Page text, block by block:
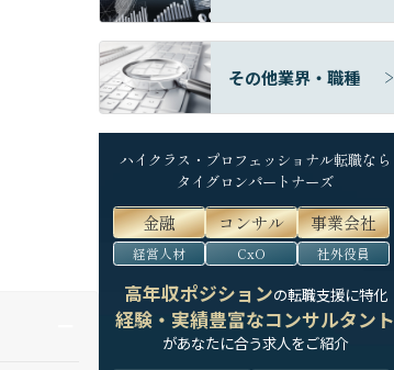
その他業界・職種
ハイクラス・プロフェッショナル転職なら
タイグロンパートナーズ
金融 コンサル 事業会社
経営人材 CxO 社外役員
高年収ポジションの転職支援に特化
経験・実績豊富なコンサルタント
があなたに合う求人をご紹介